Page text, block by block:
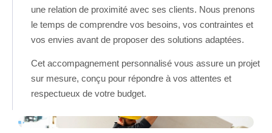
une relation de proximité avec ses clients. Nous prenons
le temps de comprendre vos besoins, vos contraintes et
vos envies avant de proposer des solutions adaptées.
Cet accompagnement personnalisé vous assure un projet
sur mesure, conçu pour répondre à vos attentes et
respectueux de votre budget.